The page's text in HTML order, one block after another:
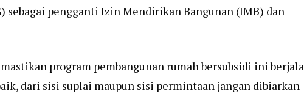
sebagai pengganti Izin Mendirikan Bangunan (IMB) dan
program pembangunan rumah bersubsidi ini
dari sisi suplai maupun sisi permintaan jangan dibiarkan